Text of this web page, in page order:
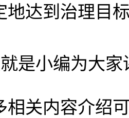
地达到治理目
是小编为大
相关内容介绍